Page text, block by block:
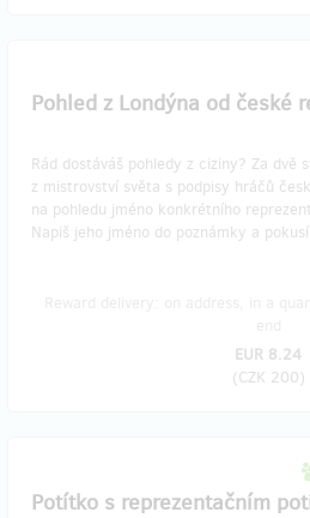
Pohled z Londýna od české
Rád dostáváš pohledy z ciziny? Za dvě
z mistrovství světa s podpisy hráčů
na pohledu jméno konkrétního
Napiš jeho jméno do poznámky a
EUR 8.24
(CZK 200)
Potítko s reprezentačním